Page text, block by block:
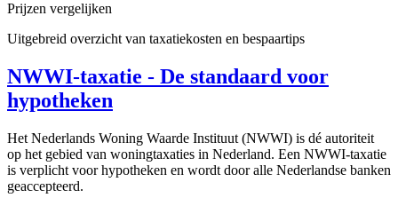
Prijzen vergelijken
Uitgebreid overzicht van taxatiekosten en bespaartips
NWWI-taxatie - De standaard voor
hypotheken
Het Nederlands Woning Waarde Instituut (NWWI) is dé autoriteit
op het gebied van woningtaxaties in Nederland. Een NWWI-taxatie
is verplicht voor hypotheken en wordt door alle Nederlandse banken
geaccepteerd.